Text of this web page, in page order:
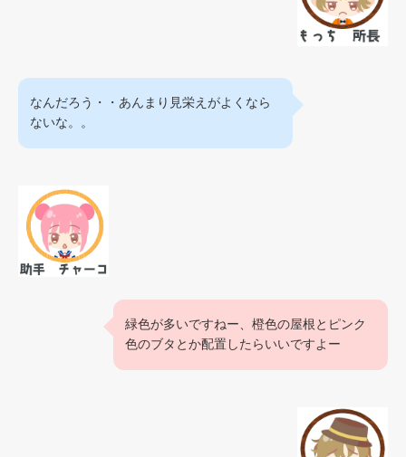
なんだろう・・あんまり見栄えがよくなら
ないな。。
緑色が多いですねー、橙色の屋根とピンク
色のブタとか配置したらいいですよー